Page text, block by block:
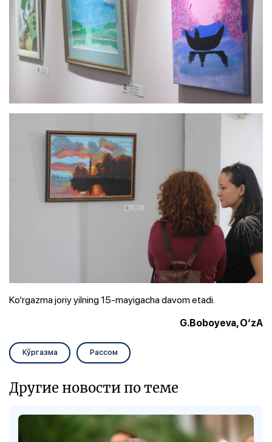
Ko‘rgazma joriy yilning 15-mayigacha davom etadi.
G.Boboyeva, O‘zA
Кўргазма Рассом
Другие новости по теме